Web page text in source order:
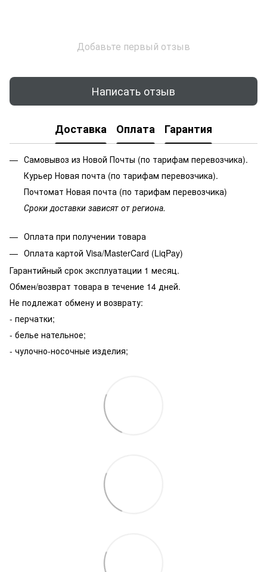
Добавьте первый отзыв
Написать отзыв
Доставка Оплата Гарантия
Самовывоз из Новой Почты (по тарифам перевозчика).
Курьер Новая почта (по тарифам перевозчика).
Почтомат Новая почта (по тарифам перевозчика)
Сроки доставки зависят от региона.
Оплата при получении товара
Оплата картой Visa/MasterCard (LiqPay)
Гарантийный срок эксплуатации 1 месяц.
Обмен/возврат товара в течение 14 дней.
Не подлежат обмену и возврату:
- перчатки;
- белье нательное;
- чулочно-носочные изделия;